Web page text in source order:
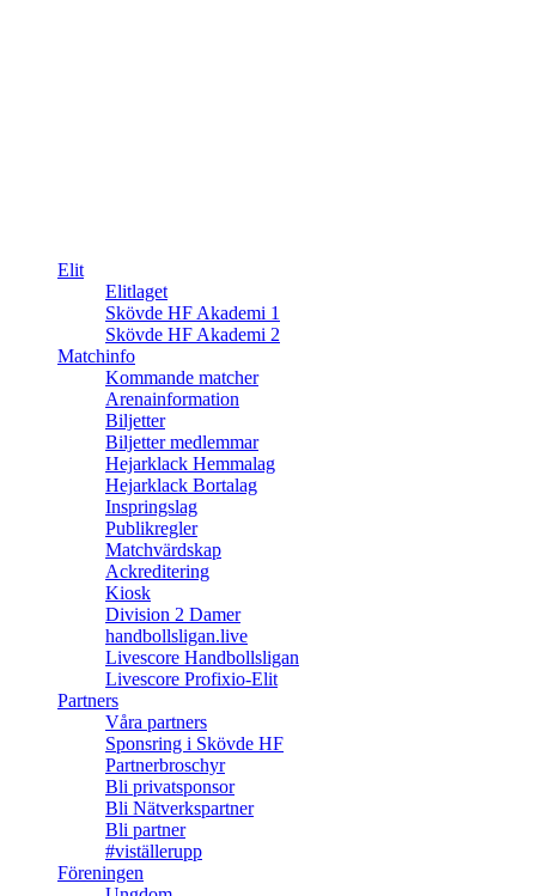
Elit
Elitlaget
Skövde HF Akademi 1
Skövde HF Akademi 2
Matchinfo
Kommande matcher
Arenainformation
Biljetter
Biljetter medlemmar
Hejarklack Hemmalag
Hejarklack Bortalag
Inspringslag
Publikregler
Matchvärdskap
Ackreditering
Kiosk
Division 2 Damer
handbollsligan.live
Livescore Handbollsligan
Livescore Profixio-Elit
Partners
Våra partners
Sponsring i Skövde HF
Partnerbroschyr
Bli privatsponsor
Bli Nätverkspartner
Bli partner
#viställerupp
Föreningen